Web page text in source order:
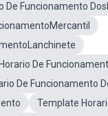
De Funcionamento
De
De Funcionamento
Template